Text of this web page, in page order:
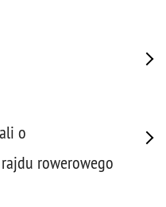
o
rowerowego